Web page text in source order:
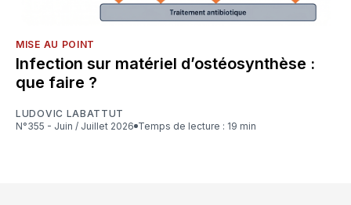
MISE AU POINT
Infection sur matériel d’ostéosynthèse :
que faire ?
LUDOVIC LABATTUT
N°355 - Juin / Juillet 2026
Temps de lecture : 19 min